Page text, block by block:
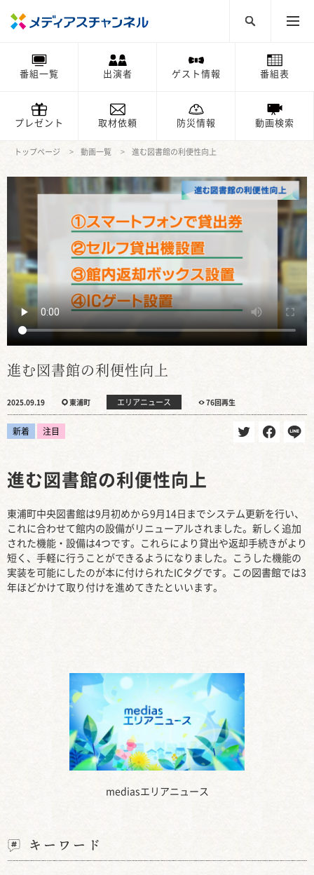
番組一覧 出演者 ゲスト情報 番組表
プレゼント 取材依頼 防災情報 動画検索
トップページ 動画一覧 進む図書館の利便性向上
進む図書館の利便性向上
2025.09.19 東浦町 エリアニュース 76回再生
新着 注目
mediasエリアニュース
進む図書館の利便性向上
東浦町中央図書館は9月初めから9月14日までシステム更新を行い、
これに合わせて館内の設備がリニューアルされました。新しく追加
された機能・設備は4つです。これらにより貸出や返却手続きがより
短く、手軽に行うことができるようになりました。こうした機能の
実装を可能にしたのが本に付けられたICタグです。この図書館では3
年ほどかけて取り付けを進めてきたといいます。
キーワード